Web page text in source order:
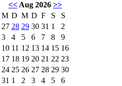
<< Aug 2026 >>
M D M D F S
S
27 28 29 30 31 1
2
3
4 5 6 7 8
9
10 11 12 13 14 15 16
17 18 19 20 21 22 23
24 25 26 27 28 29 30
31 1 2 3 4 5
6